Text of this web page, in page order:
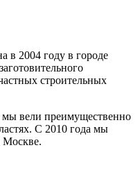
в 2004 году в городе
строительных
мы вели преимущественно
С 2010 года мы
Москве.